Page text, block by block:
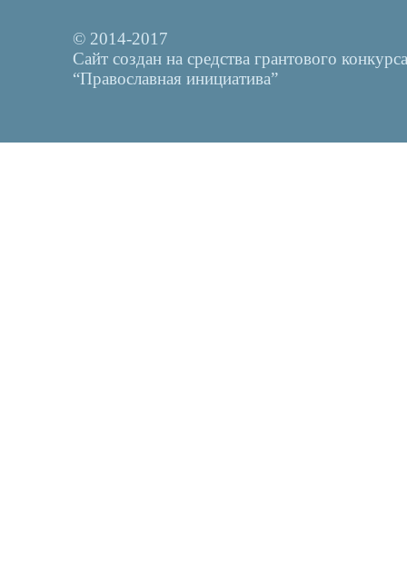
© 2014-2017
Сайт создан на средства грантового конкурса
“Православная инициатива”